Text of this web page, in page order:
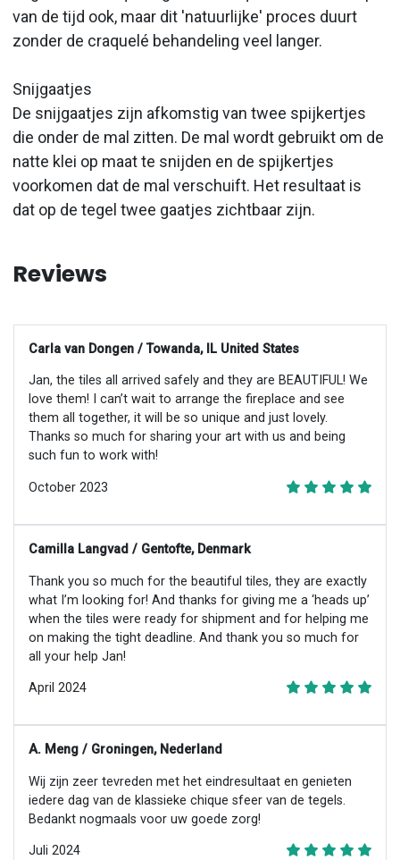
van de tijd ook, maar dit 'natuurlijke' proces duurt
zonder de craquelé behandeling veel langer.
Snijgaatjes
De snijgaatjes zijn afkomstig van twee spijkertjes
die onder de mal zitten. De mal wordt gebruikt om de
natte klei op maat te snijden en de spijkertjes
voorkomen dat de mal verschuift. Het resultaat is
dat op de tegel twee gaatjes zichtbaar zijn.
Reviews
Carla van Dongen / Towanda, IL United States
Jan, the tiles all arrived safely and they are BEAUTIFUL! We
love them! I can’t wait to arrange the fireplace and see
them all together, it will be so unique and just lovely.
Thanks so much for sharing your art with us and being
such fun to work with!
October 2023
Camilla Langvad / Gentofte, Denmark
Thank you so much for the beautiful tiles, they are exactly
what I’m looking for! And thanks for giving me a ‘heads up’
when the tiles were ready for shipment and for helping me
on making the tight deadline. And thank you so much for
all your help Jan!
April 2024
A. Meng / Groningen, Nederland
Wij zijn zeer tevreden met het eindresultaat en genieten
iedere dag van de klassieke chique sfeer van de tegels.
Bedankt nogmaals voor uw goede zorg!
Juli 2024